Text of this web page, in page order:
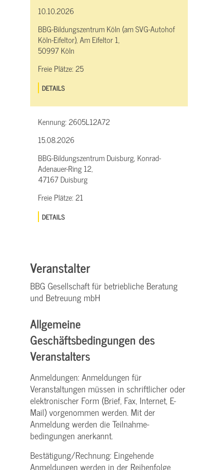
10.10.2026
BBG-Bildungszentrum Köln (am SVG-Autohof
Köln-Eifeltor), Am Eifeltor 1,
50997 Köln
Freie Plätze:25
DETAILS
Kennung:2605L12A72
15.08.2026
BBG-Bildungszentrum Duisburg, Konrad-
Adenauer-Ring 12,
47167 Duisburg
Freie Plätze:21
DETAILS
Veranstalter
BBG Gesellschaft für betriebliche Beratung
und Betreuung mbH
Allgemeine
Geschäftsbedingungen des
Veranstalters
Anmeldungen: Anmeldungen für
Veranstaltungen müssen in schriftlicher oder
elektronischer Form (Brief, Fax, Internet, E-
Mail) vorgenommen werden. Mit der
Anmeldung werden die Teilnahme­
bedingungen anerkannt.
Bestätigung­/Rechnung: Eingehende
Anmeldungen werden in der Reihenfolge